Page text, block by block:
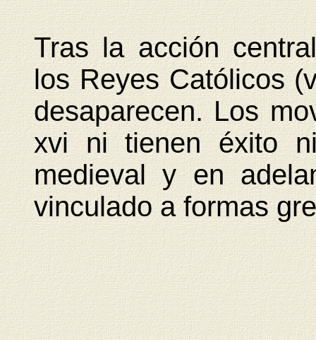
Tras la acción
los Reyes Católicos
desaparecen. Los
xvi ni tienen éxito
medieval y en
vinculado a formas